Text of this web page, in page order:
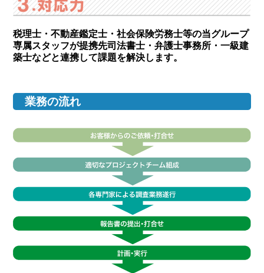
税理士・不動産鑑定士・社会保険労務士等の当グループ
専属スタッフが提携先司法書士・弁護士事務所・一級建
築士などと連携して課題を解決します。
業務の流れ